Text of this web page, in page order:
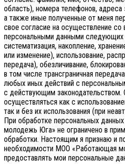
область), номера телефонов, адреса
а также иные полученные от меня
свое согласие на осуществление со
персональными данными следующих
систематизация, накопление,
или изменение), использование,
передача), обезличивание,
в том числе трансграничная
любых иных действий с
с действующим законодательством.
осуществляться как с
так и без их использования (при
При обработке персональных
молодежь Юга» не ограничено в
обработки. Настоящим я признаю и
необходимости МОО «Работающая
предоставлять мои персональные